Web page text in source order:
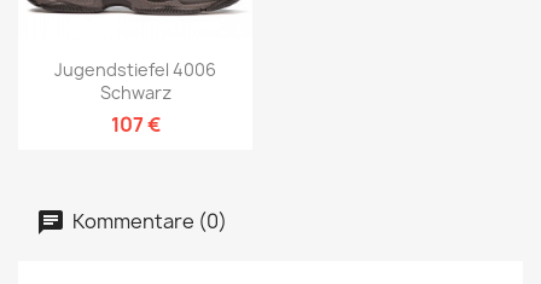
Jugendstiefel 4006
Schwarz
107 €
Kommentare (0)